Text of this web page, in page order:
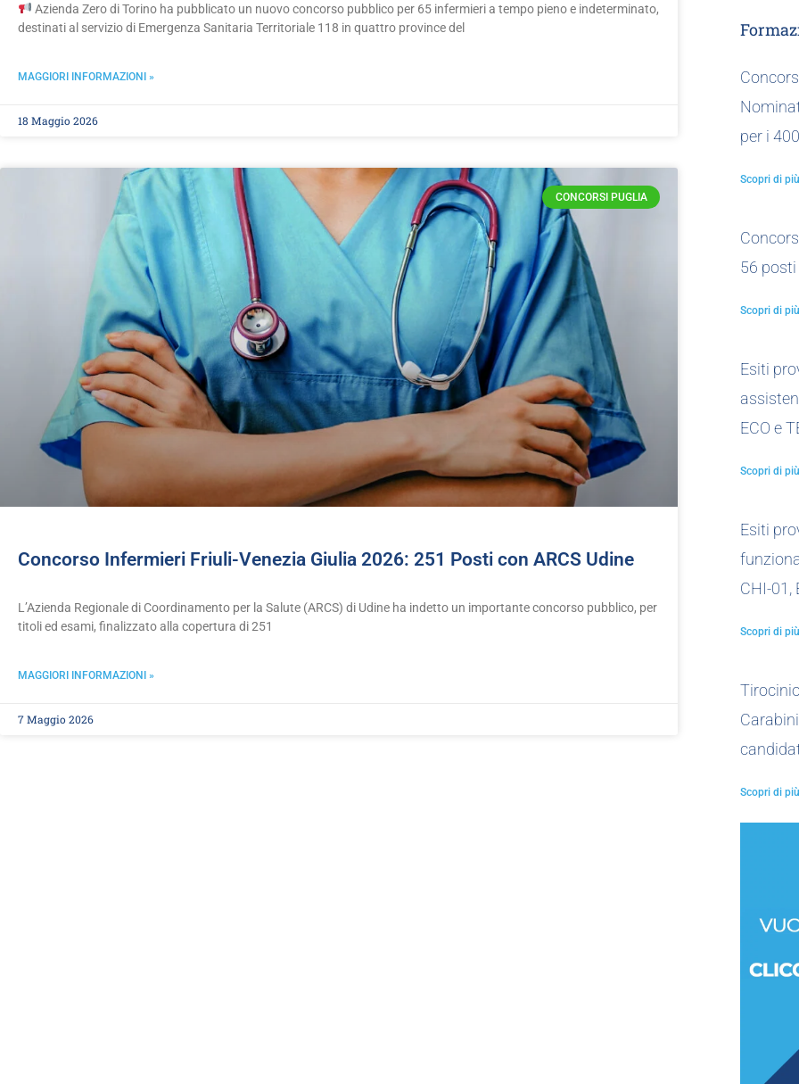
Azienda Zero di Torino ha pubblicato un nuovo concorso pubblico per 65 infermieri a tempo pieno e indeterminato,
destinati al servizio di Emergenza Sanitaria Territoriale 118 in quattro province del
MAGGIORI INFORMAZIONI »
18 Maggio 2026
CONCORSI PUGLIA
Concorso Infermieri Friuli-Venezia Giulia 2026: 251 Posti con ARCS Udine
L’Azienda Regionale di Coordinamento per la Salute (ARCS) di Udine ha indetto un importante concorso pubblico, per
titoli ed esami, finalizzato alla copertura di 251
MAGGIORI INFORMAZIONI »
7 Maggio 2026
per i
Scopri di
56
Scopri di
Esiti
ECO e
Scopri di
Esiti
CHI-01,
Scopri di
Scopri di